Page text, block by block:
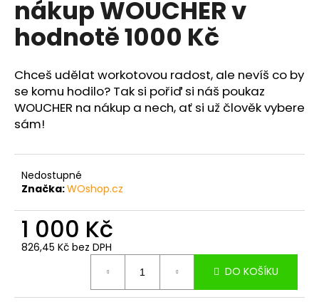
nákup WOUCHER v
hodnotě 1000 Kč
Chceš udělat workotovou radost, ale nevíš co by
se komu hodilo? Tak si pořiď si náš poukaz
WOUCHER na nákup a nech, ať si už člověk vybere
sám!
Nedostupné
Značka:WOshop.cz
1 000 Kč
826,45 Kč bez DPH
DO KOŠÍKU
a
t
?
D
o